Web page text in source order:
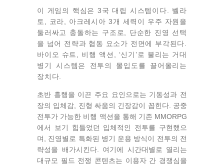
이 게임의 핵심은 3국 대립 시스템이다. 벨라
토, 코라, 아크레시아 3개 세력이 우주 자원을
둘러싸고 충돌하는 구조로, 단순한 진영 선택
을 넘어 전략과 협동 요소가 전면에 부각된다.
바이오 슈트, 비행 액션, ‘신기’로 불리는 거대
병기 시스템은 전투의 몰입도를 끌어올리는
장치다.
초반 흥행을 이끈 주요 요인으로는 기동성과 전
장의 입체감, 진형 싸움의 긴장감이 꼽힌다. 공중
전투가 가능한 비행 액션을 통해 기존 MMORPG
에서 보기 힘들었던 입체적인 전투를 구현했으
며, 진영별로 특화된 병기 운용 방식이 전투의 전
략성을 배가시킨다. 여기에 시간대별로 열리는
대규모 필드 전쟁 콘텐츠는 이용자 간 경쟁심을